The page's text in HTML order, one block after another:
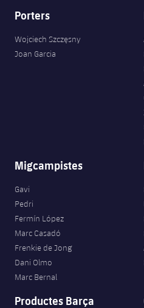
Porters
Wojciech Szczęsny
Joan Garcia
Migcampistes
Gavi
Pedri
Fermín López
Marc Casadó
Frenkie de Jong
Dani Olmo
Marc Bernal
Productes Barça